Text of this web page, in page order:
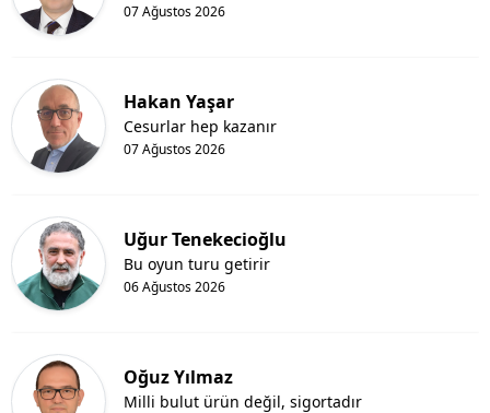
07 Ağustos 2026
Hakan Yaşar
07 Ağustos 2026
Cesurlar hep kazanır
Uğur Tenekecioğlu
06 Ağustos 2026
Bu oyun turu getirir
Oğuz Yılmaz
Milli bulut ürün değil, sigortadır